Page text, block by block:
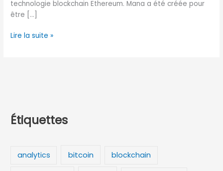
technologie blockchain Ethereum. Mana a été créée pour
être […]
Lire la suite »
Étiquettes
analytics bitcoin blockchain